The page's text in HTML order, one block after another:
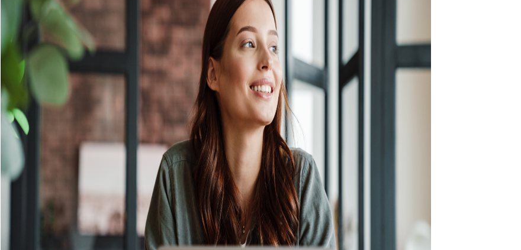
Mitarbeiter:innen im Onboarding zu steigern
Inhalt
Professionelles Onboarding steigert die Motivation der Mitarbeiter:innen
Maßnahmen, die Sie ergreifen können, um die Mitarbeiter:innen Motivation zu
Monetäre Anreize reichen nicht aus, um die Motivation zu halten
Gemeinsame Visionen fördern die Motivation
Weitere Hebel/Motivations-Anreize sind